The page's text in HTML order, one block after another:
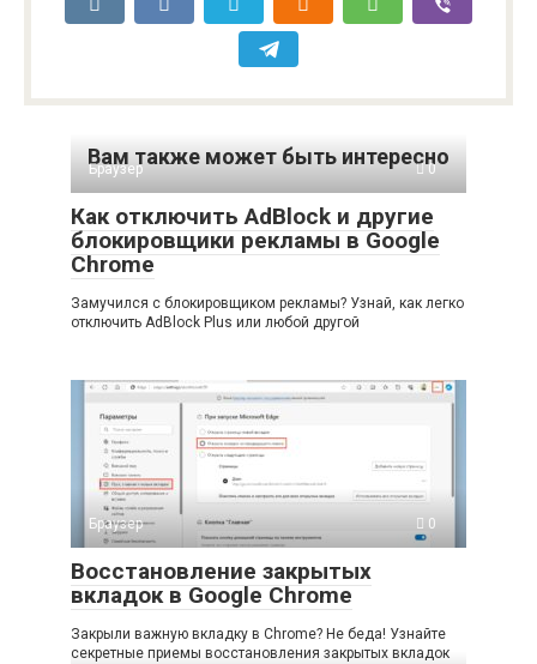
Вам также может быть интересно
Браузер 0
Как отключить AdBlock и другие
блокировщики рекламы в Google
Chrome
Замучился с блокировщиком рекламы? Узнай, как легко
отключить AdBlock Plus или любой другой
Браузер 0
Восстановление закрытых
вкладок в Google Chrome
Закрыли важную вкладку в Chrome? Не беда! Узнайте
секретные приемы восстановления закрытых вкладок